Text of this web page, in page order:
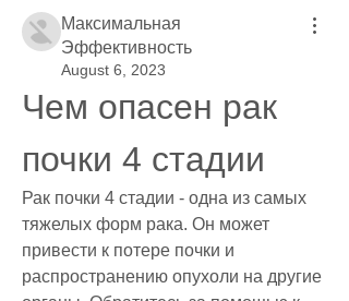
Максимальная
Эффективность
August 6, 2023
Чем опасен рак
почки 4 стадии
Рак почки 4 стадии - одна из самых
тяжелых форм рака. Он может
привести к потере почки и
распространению опухоли на другие